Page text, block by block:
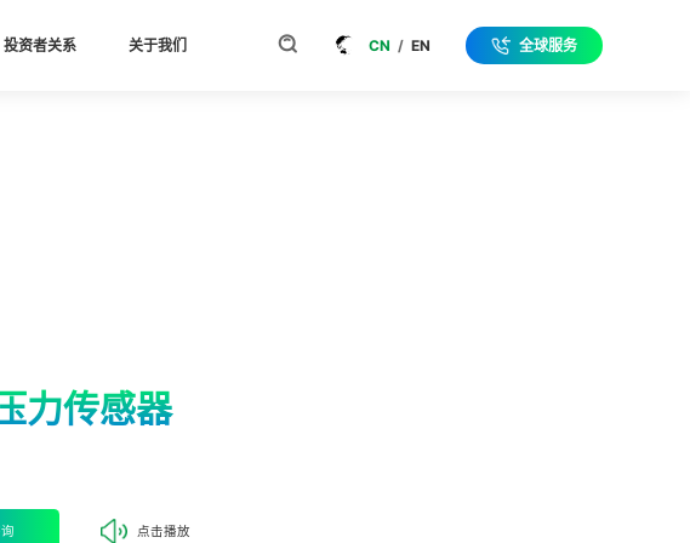
投资者关系 关于我们 CN / EN 全球服务
力传感器
点击播放